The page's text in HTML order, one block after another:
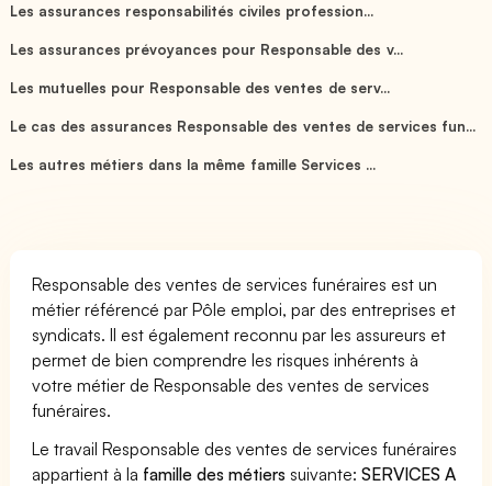
Les assurances responsabilités civiles profession...
Les assurances prévoyances pour Responsable des v...
Les mutuelles pour Responsable des ventes de serv...
Le cas des assurances Responsable des ventes de services fun...
Les autres métiers dans la même famille Services ...
Responsable des ventes de services funéraires est un
métier référencé par Pôle emploi, par des entreprises et
syndicats. Il est également reconnu par les assureurs et
permet de bien comprendre les risques inhérents à
votre métier de Responsable des ventes de services
funéraires.
Le travail Responsable des ventes de services funéraires
appartient à la famille des métiers suivante:SERVICES A